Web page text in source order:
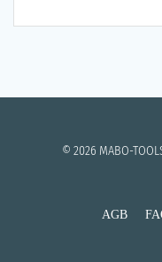
© 2026 MABO-
AGB